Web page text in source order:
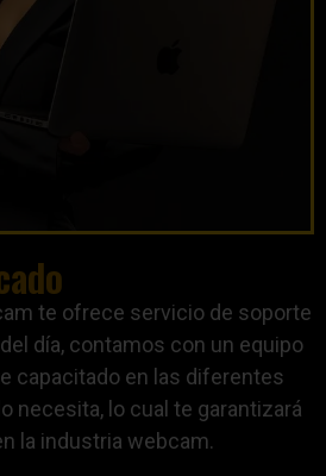
te ofrece servicio de soporte
día, contamos con un equipo
capacitado en las diferentes
necesita, lo cual te garantizará
la industria webcam.